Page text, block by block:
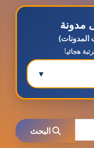
مدونة
المدونات)
هجائيٱ
▼
البحث